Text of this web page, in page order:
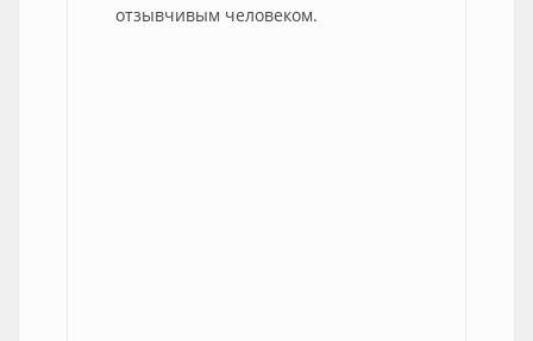
отзывчивым человеком.